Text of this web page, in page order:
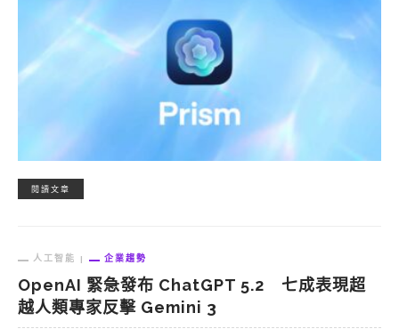
閱讀文章
人工智能 企業趨勢
OpenAI 緊急發布 ChatGPT 5.2 七成表現超
越人類專家反擊 Gemini 3